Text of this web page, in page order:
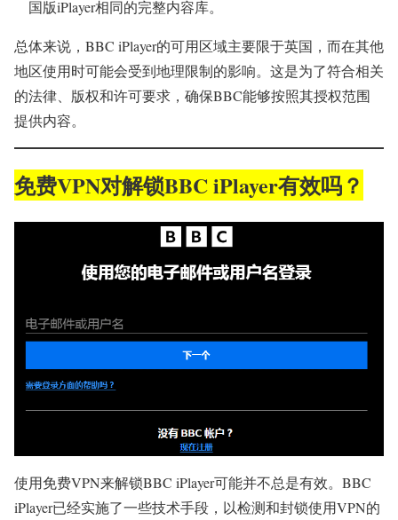
国版iPlayer相同的完整内容库。
总体来说，BBC iPlayer的可用区域主要限于英国，而在其他
地区使用时可能会受到地理限制的影响。这是为了符合相关
的法律、版权和许可要求，确保BBC能够按照其授权范围
提供内容。
免费VPN对解锁BBC iPlayer有效吗？
使用免费VPN来解锁BBC iPlayer可能并不总是有效。BBC
iPlayer已经实施了一些技术手段，以检测和封锁使用VPN的